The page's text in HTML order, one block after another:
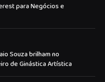
para Negócios e
Souza brilham no
de Ginástica Artística